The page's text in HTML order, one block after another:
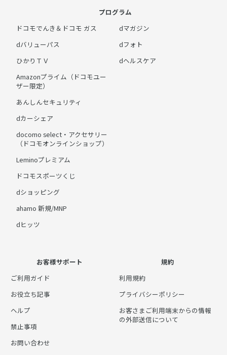
プログラム
ドコモでんき＆ドコモ ガス
dバリューパス
ひかりＴＶ
Amazonプライム（ドコモユー
ザー限定）
あんしんセキュリティ
dカーシェア
docomo select・アクセサリー
（ドコモオンラインショップ）
Leminoプレミアム
ドコモスポーツくじ
dショッピング
ahamo 新規/MNP
dヒッツ
dマガジン
dフォト
dヘルスケア
お客様サポート
ご利用ガイド
お役立ち記事
ヘルプ
禁止事項
お問い合わせ
規約
利用規約
プライバシーポリシー
お客さまご利用端末からの情報
の外部送信について